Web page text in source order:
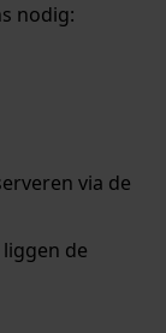
nodig:
via de
de